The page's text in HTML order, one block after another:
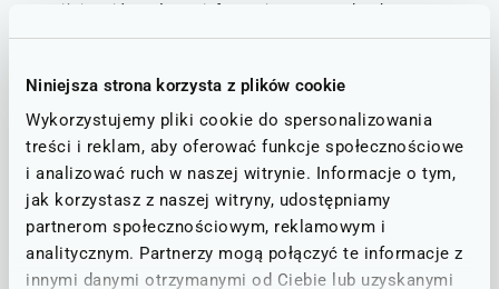
Niniejsza strona korzysta z plików cookie
Wykorzystujemy pliki cookie do spersonalizowania
treści i reklam, aby oferować funkcje społecznościowe
i analizować ruch w naszej witrynie. Informacje o tym,
jak korzystasz z naszej witryny, udostępniamy
partnerom społecznościowym, reklamowym i
analitycznym. Partnerzy mogą połączyć te informacje z
innymi danymi otrzymanymi od Ciebie lub uzyskanymi
Poniżej znajdą Państwo informacje o ewentualnych
Stan linii - informacje o utrudnieniach
Wrocław - Sobótka - Świdnica
ZAKŁÓCENIA RUCHU